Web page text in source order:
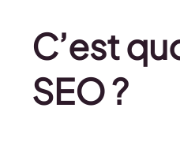
C’est
SEO ?